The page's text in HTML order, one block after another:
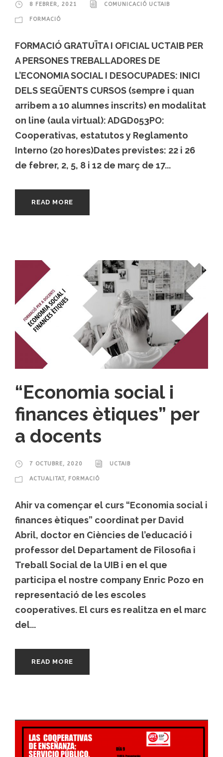
8 FEBRER, 2021 COMUNICACIÓ UCTAIB
FORMACIÓ
FORMACIÓ GRATUÏTA I OFICIAL UCTAIB PER
A PERSONES TREBALLADORES DE
L’ECONOMIA SOCIAL I DESOCUPADES: INICI
DELS SEGÜENTS CURSOS (sempre i quan
arribem a 10 alumnes inscrits) en modalitat
on line (aula virtual): ADGD053PO:
Cooperativas, estatutos y Reglamento
Interno (20 hores)Dates previstes: 22 i 26
de febrer, 2, 5, 8 i 12 de març de 17...
READ MORE
“Economia social i
finances ètiques” per
a docents
7 OCTUBRE, 2020 UCTAIB
ACTUALITAT, FORMACIÓ
Ahir va començar el curs “Economia social i
finances ètiques” coordinat per David
Abril, doctor en Ciències de l’educació i
professor del Departament de Filosofia i
Treball Social de la UIB i en el que
participa el nostre company Enric Pozo en
representació de les escoles
cooperatives. El curs es realitza en el marc
del...
READ MORE